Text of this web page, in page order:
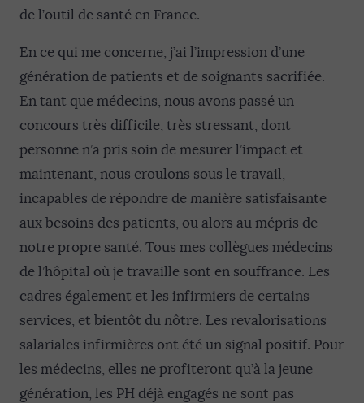
de l’outil de santé en France.
En ce qui me concerne, j’ai l’impression d’une
génération de patients et de soignants sacrifiée.
En tant que médecins, nous avons passé un
concours très difficile, très stressant, dont
personne n’a pris soin de mesurer l’impact et
maintenant, nous croulons sous le travail,
incapables de répondre de manière satisfaisante
aux besoins des patients, ou alors au mépris de
notre propre santé. Tous mes collègues médecins
de l’hôpital où je travaille sont en souffrance. Les
cadres également et les infirmiers de certains
services, et bientôt du nôtre. Les revalorisations
salariales infirmières ont été un signal positif. Pour
les médecins, elles ne profiteront qu’à la jeune
génération, les PH déjà engagés ne sont pas